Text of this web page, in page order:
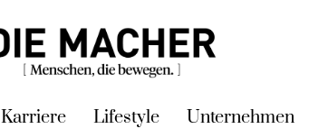
Karriere Lifestyle Unternehmen